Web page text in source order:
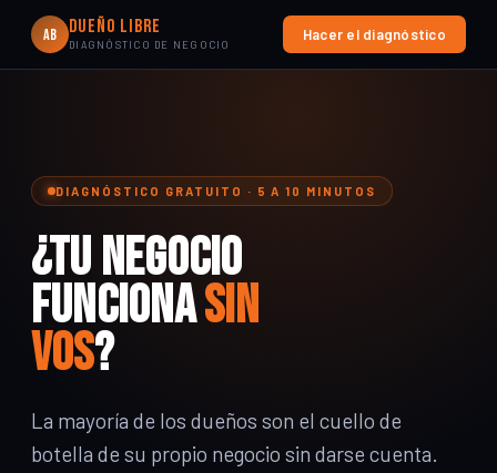
AB Dueño Libre
DIAGNÓSTICO DE NEGOCIO
Hacer el diagnóstico
DIAGNÓSTICO GRATUITO · 5 A 10 MINUTOS
¿Tu negocio
funcionasin
vos?
La mayoría de los dueños son el cuello de
botella de su propio negocio sin darse cuenta.